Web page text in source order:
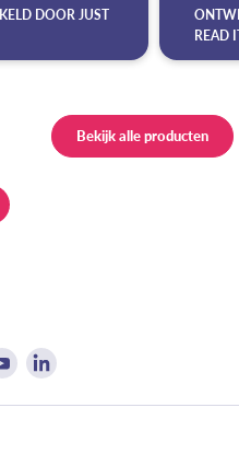
DOOR JUST
READ
Bekijk alle producten
Vind Vind